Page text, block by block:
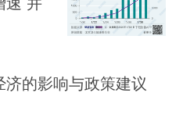
的影响与政策建议